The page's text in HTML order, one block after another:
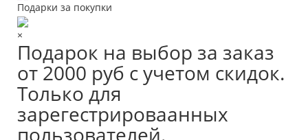
Подарки за покупки
×
Подарок на выбор за заказ
от 2000 руб с учетом скидок.
Только для
зарегестрироваанных
пользователей.